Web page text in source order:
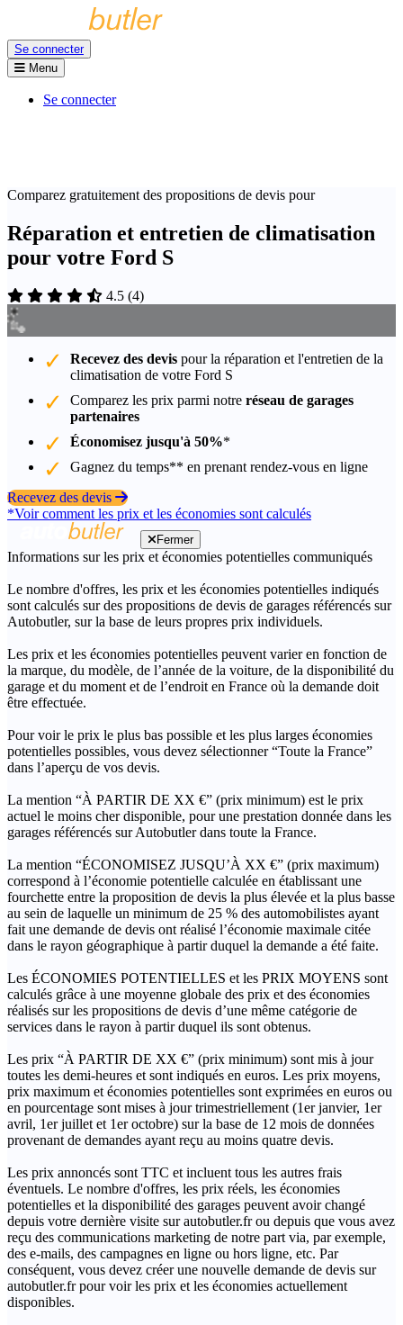
Se connecter
Menu
Se connecter
Comparez gratuitement des propositions de devis pour
Réparation et entretien de climatisation
pour votre Ford S
4.5 (4)
Recevez des devis pour la réparation et l'entretien de la
climatisation de votre Ford S
Comparez les prix parmi notre réseau de garages
partenaires
Économisez jusqu'à 50%*
Gagnez du temps** en prenant rendez-vous en ligne
Recevez des devis
*Voir comment les prix et les économies sont calculés
Fermer
Informations sur les prix et économies potentielles communiqués
Le nombre d'offres, les prix et les économies potentielles indiqués
sont calculés sur des propositions de devis de garages référencés sur
Autobutler, sur la base de leurs propres prix individuels.
Les prix et les économies potentielles peuvent varier en fonction de
la marque, du modèle, de l’année de la voiture, de la disponibilité du
garage et du moment et de l’endroit en France où la demande doit
être effectuée.
Pour voir le prix le plus bas possible et les plus larges économies
potentielles possibles, vous devez sélectionner “Toute la France”
dans l’aperçu de vos devis.
La mention “À PARTIR DE XX €” (prix minimum) est le prix
actuel le moins cher disponible, pour une prestation donnée dans les
garages référencés sur Autobutler dans toute la France.
La mention “ÉCONOMISEZ JUSQU’À XX €” (prix maximum)
correspond à l’économie potentielle calculée en établissant une
fourchette entre la proposition de devis la plus élevée et la plus basse
au sein de laquelle un minimum de 25 % des automobilistes ayant
fait une demande de devis ont réalisé l’économie maximale citée
dans le rayon géographique à partir duquel la demande a été faite.
Les ÉCONOMIES POTENTIELLES et les PRIX MOYENS sont
calculés grâce à une moyenne globale des prix et des économies
réalisés sur les propositions de devis d’une même catégorie de
services dans le rayon à partir duquel ils sont obtenus.
Les prix “À PARTIR DE XX €” (prix minimum) sont mis à jour
toutes les demi-heures et sont indiqués en euros. Les prix moyens,
prix maximum et économies potentielles sont exprimées en euros ou
en pourcentage sont mises à jour trimestriellement (1er janvier, 1er
avril, 1er juillet et 1er octobre) sur la base de 12 mois de données
provenant de demandes ayant reçu au moins quatre devis.
Les prix annoncés sont TTC et incluent tous les autres frais
éventuels. Le nombre d'offres, les prix réels, les économies
potentielles et la disponibilité des garages peuvent avoir changé
depuis votre dernière visite sur autobutler.fr ou depuis que vous avez
reçu des communications marketing de notre part via, par exemple,
des e-mails, des campagnes en ligne ou hors ligne, etc. Par
conséquent, vous devez créer une nouvelle demande de devis sur
autobutler.fr pour voir les prix et les économies actuellement
disponibles.